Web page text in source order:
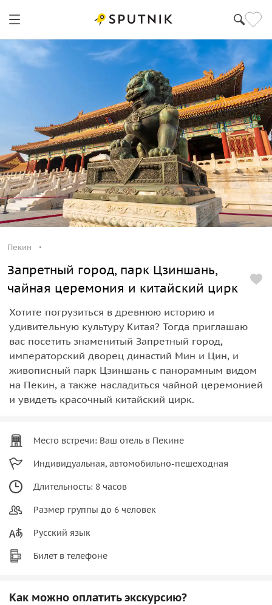
Пекин
Запретный город, парк Цзиншань,
чайная церемония и китайский цирк
Хотите погрузиться в древнюю историю и
удивительную культуру Китая? Тогда приглашаю
вас посетить знаменитый Запретный город,
императорский дворец династий Мин и Цин, и
живописный парк Цзиншань с панорамным видом
на Пекин, а также насладиться чайной церемонией
и увидеть красочный китайский цирк.
Место встречи: Ваш отель в Пекине
Индивидуальная, автомобильно-пешеходная
Длительность: 8 часов
Размер группы до 6 человек
Русский язык
Билет в телефоне
Как можно оплатить экскурсию?